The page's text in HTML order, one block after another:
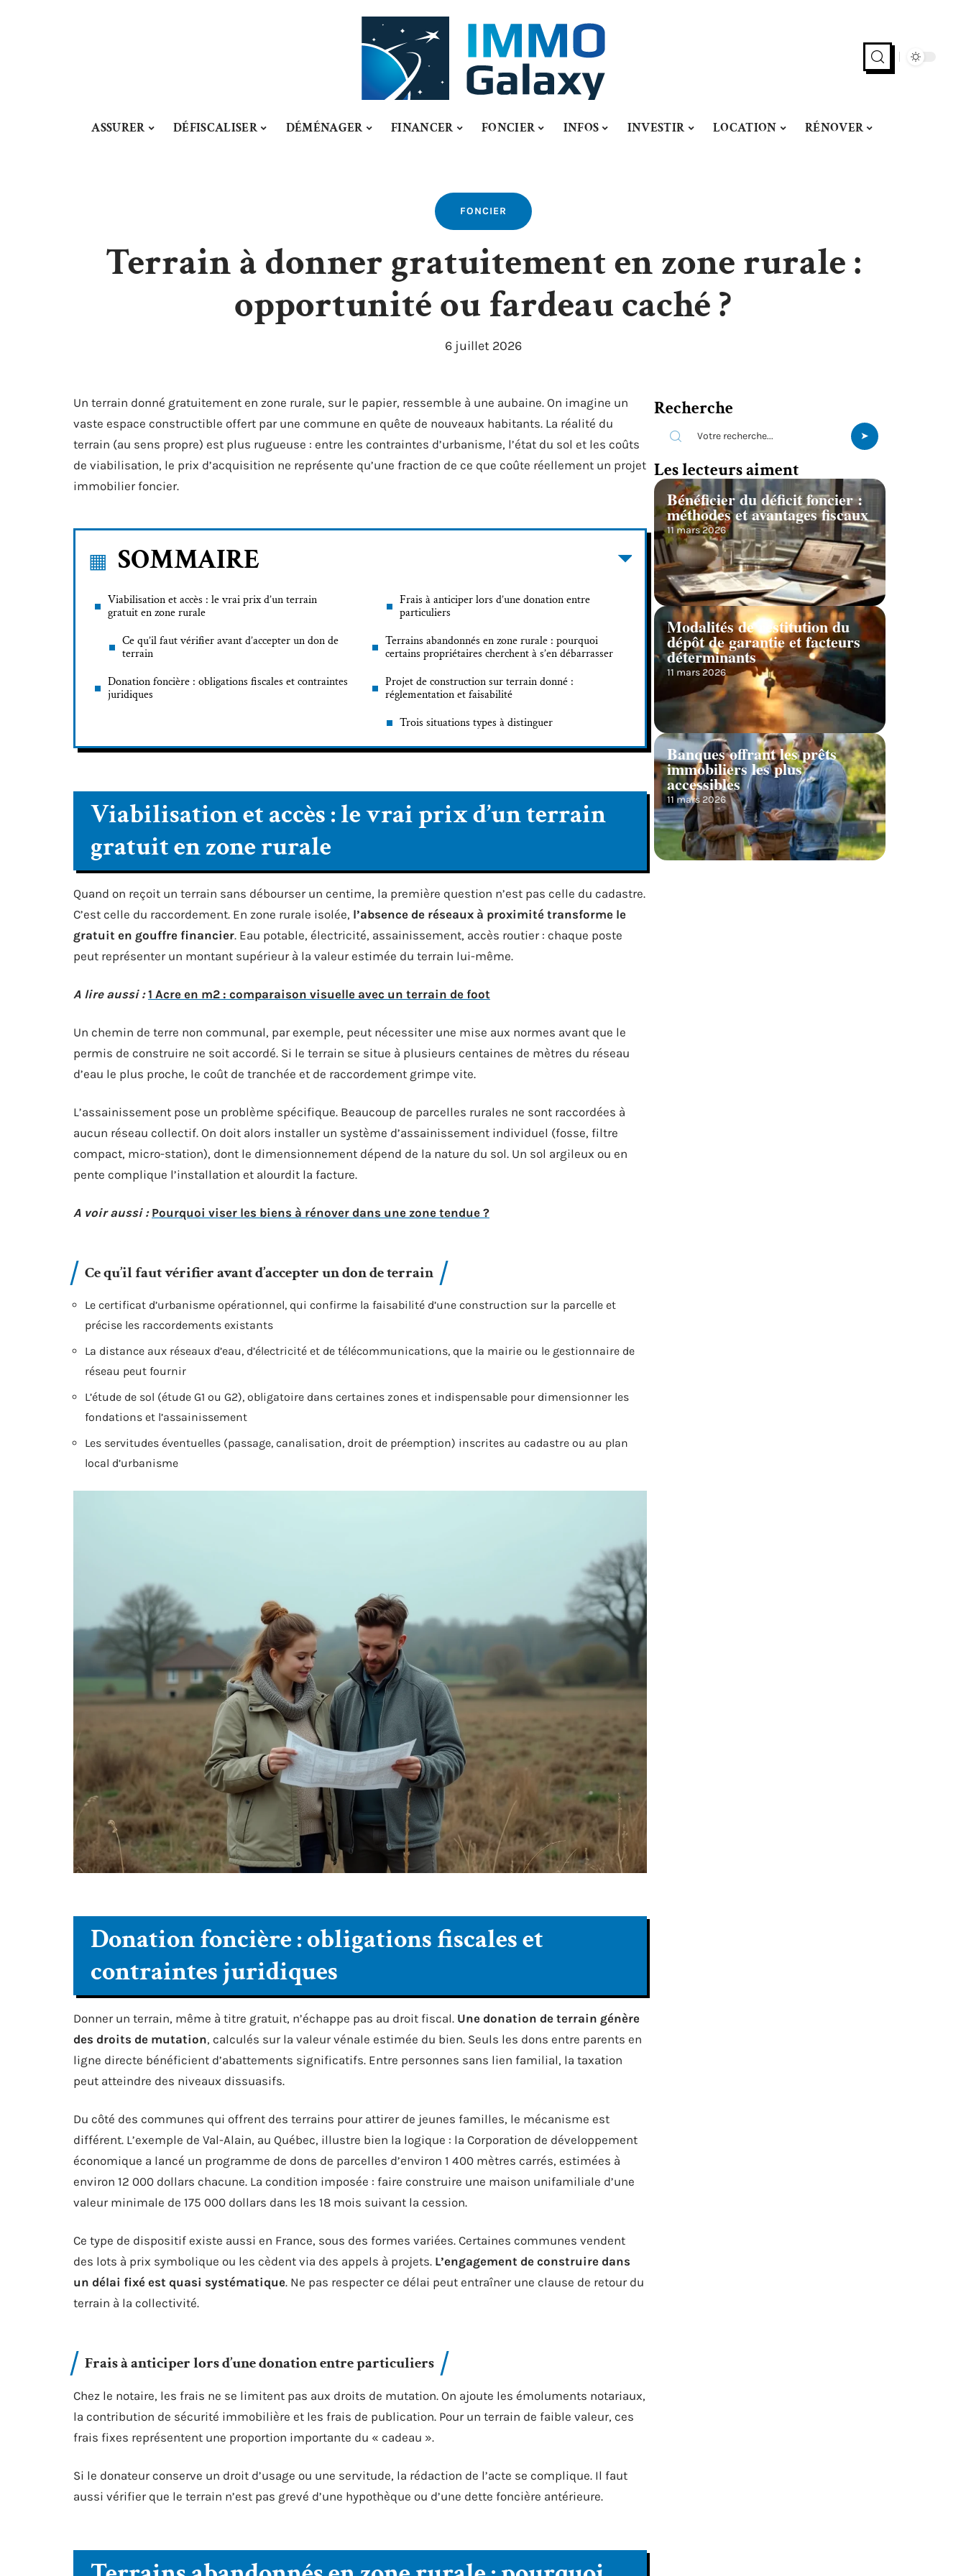
ASSURER DÉFISCALISER DÉMÉNAGER FINANCER FONCIER INFOS INVESTIR LOCATION RÉNOVER
FONCIER
Terrain à donner gratuitement en zone rurale :
opportunité ou fardeau caché ?
6 juillet 2026
Un terrain donné gratuitement en zone rurale, sur le papier, ressemble à une aubaine. On imagine un
vaste espace constructible offert par une commune en quête de nouveaux habitants. La réalité du
terrain (au sens propre) est plus rugueuse : entre les contraintes d’urbanisme, l’état du sol et les coûts
de viabilisation, le prix d’acquisition ne représente qu’une fraction de ce que coûte réellement un projet
immobilier foncier.
SOMMAIRE
Viabilisation et accès : le vrai prix d’un terrain
gratuit en zone rurale
Ce qu’il faut vérifier avant d’accepter un don de
terrain
Donation foncière : obligations fiscales et contraintes
juridiques
Frais à anticiper lors d’une donation entre
particuliers
Terrains abandonnés en zone rurale : pourquoi
certains propriétaires cherchent à s’en débarrasser
Projet de construction sur terrain donné :
réglementation et faisabilité
Trois situations types à distinguer
Viabilisation et accès : le vrai prix d’un terrain
gratuit en zone rurale
Quand on reçoit un terrain sans débourser un centime, la première question n’est pas celle du cadastre.
C’est celle du raccordement. En zone rurale isolée, l’absence de réseaux à proximité transforme le
gratuit en gouffre financier. Eau potable, électricité, assainissement, accès routier : chaque poste
peut représenter un montant supérieur à la valeur estimée du terrain lui-même.
A lire aussi : 1 Acre en m2 : comparaison visuelle avec un terrain de foot
Un chemin de terre non communal, par exemple, peut nécessiter une mise aux normes avant que le
permis de construire ne soit accordé. Si le terrain se situe à plusieurs centaines de mètres du réseau
d’eau le plus proche, le coût de tranchée et de raccordement grimpe vite.
L’assainissement pose un problème spécifique. Beaucoup de parcelles rurales ne sont raccordées à
aucun réseau collectif. On doit alors installer un système d’assainissement individuel (fosse, filtre
compact, micro-station), dont le dimensionnement dépend de la nature du sol. Un sol argileux ou en
pente complique l’installation et alourdit la facture.
A voir aussi : Pourquoi viser les biens à rénover dans une zone tendue ?
Ce qu’il faut vérifier avant d’accepter un don de terrain
Le certificat d’urbanisme opérationnel, qui confirme la faisabilité d’une construction sur la parcelle et
précise les raccordements existants
La distance aux réseaux d’eau, d’électricité et de télécommunications, que la mairie ou le gestionnaire de
réseau peut fournir
L’étude de sol (étude G1 ou G2), obligatoire dans certaines zones et indispensable pour dimensionner les
fondations et l’assainissement
Les servitudes éventuelles (passage, canalisation, droit de préemption) inscrites au cadastre ou au plan
local d’urbanisme
Donation foncière : obligations fiscales et
contraintes juridiques
Donner un terrain, même à titre gratuit, n’échappe pas au droit fiscal. Une donation de terrain génère
des droits de mutation, calculés sur la valeur vénale estimée du bien. Seuls les dons entre parents en
ligne directe bénéficient d’abattements significatifs. Entre personnes sans lien familial, la taxation
peut atteindre des niveaux dissuasifs.
Du côté des communes qui offrent des terrains pour attirer de jeunes familles, le mécanisme est
différent. L’exemple de Val-Alain, au Québec, illustre bien la logique : la Corporation de développement
économique a lancé un programme de dons de parcelles d’environ 1 400 mètres carrés, estimées à
environ 12 000 dollars chacune. La condition imposée : faire construire une maison unifamiliale d’une
valeur minimale de 175 000 dollars dans les 18 mois suivant la cession.
Ce type de dispositif existe aussi en France, sous des formes variées. Certaines communes vendent
des lots à prix symbolique ou les cèdent via des appels à projets. L’engagement de construire dans
un délai fixé est quasi systématique. Ne pas respecter ce délai peut entraîner une clause de retour du
terrain à la collectivité.
Frais à anticiper lors d’une donation entre particuliers
Chez le notaire, les frais ne se limitent pas aux droits de mutation. On ajoute les émoluments notariaux,
la contribution de sécurité immobilière et les frais de publication. Pour un terrain de faible valeur, ces
frais fixes représentent une proportion importante du « cadeau ».
Si le donateur conserve un droit d’usage ou une servitude, la rédaction de l’acte se complique. Il faut
aussi vérifier que le terrain n’est pas grevé d’une hypothèque ou d’une dette foncière antérieure.
Recherche
Les lecteurs aiment
Bénéficier du déficit foncier :
méthodes et avantages fiscaux
11 mars 2026
Modalités de restitution du
dépôt de garantie et facteurs
déterminants
11 mars 2026
Banques offrant les prêts
immobiliers les plus
accessibles
11 mars 2026